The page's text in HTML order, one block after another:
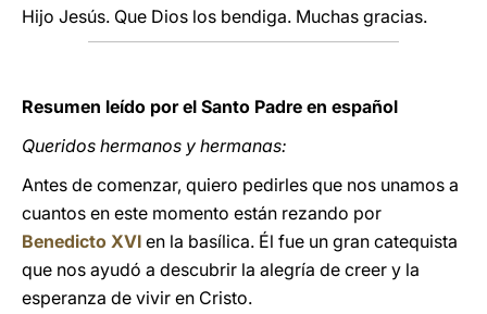
Hijo Jesús. Que Dios los bendiga. Muchas gracias.
Resumen leído por el Santo Padre en español
Queridos hermanos y hermanas:
Antes de comenzar, quiero pedirles que nos unamos a
cuantos en este momento están rezando por
Benedicto XVI en la basílica. Él fue un gran catequista
que nos ayudó a descubrir la alegría de creer y la
esperanza de vivir en Cristo.